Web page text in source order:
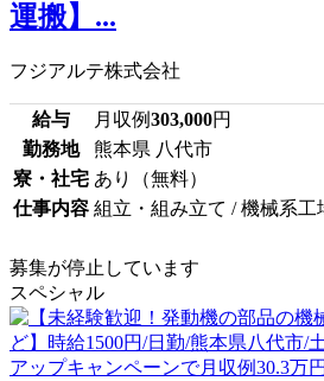
運搬】...
フジアルテ株式会社
給与 月収例303,000円
勤務地
熊本県 八代市
寮・社宅 あり（無料）
仕事内容 組立・組み立て / 機械系工
募集が停止しています
スペシャル